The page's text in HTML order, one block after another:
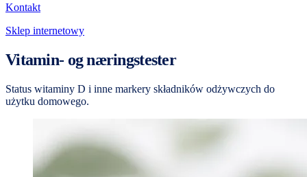
Kontakt
Sklep internetowy
Vitamin- og næringstester
Status witaminy D i inne markery składników odżywczych do
użytku domowego.